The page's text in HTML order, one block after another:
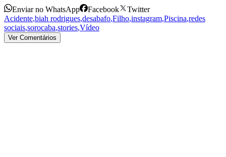
Enviar no WhatsApp Facebook
Twitter
Acidente,biah rodrigues,desabafo,Filho,instagram,Piscina,redes
sociais,sorocaba,stories,Vídeo
Ver Comentários